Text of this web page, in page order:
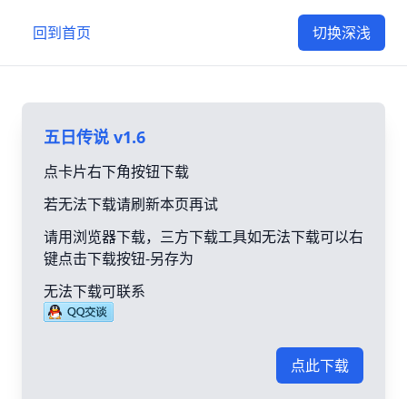
回到首页 切换深浅
五日传说 v1.6
点卡片右下角按钮下载
若无法下载请刷新本页再试
请用浏览器下载，三方下载工具如无法下载可以右
键点击下载按钮-另存为
无法下载可联系
点此下载